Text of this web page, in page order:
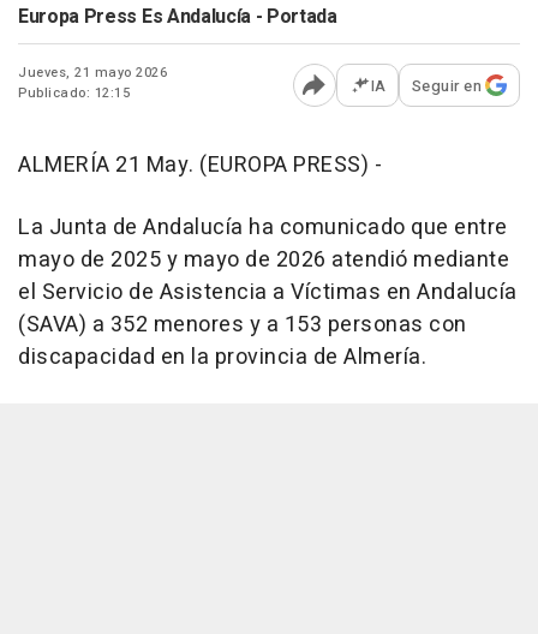
Europa Press Es Andalucía - Portada
Jueves, 21 mayo 2026
Publicado: 12:15
Abrir opciones para
IA Seguir en
ALMERÍA 21 May. (EUROPA PRESS) -
La Junta de Andalucía ha comunicado que entre
mayo de 2025 y mayo de 2026 atendió mediante
el Servicio de Asistencia a Víctimas en Andalucía
(SAVA) a 352 menores y a 153 personas con
discapacidad en la provincia de Almería.